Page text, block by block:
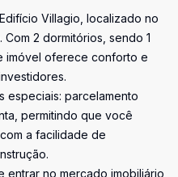
Villagio, localizado no
2 dormitórios, sendo 1
imóvel oferece conforto e
especiais: parcelamento
permitindo que você
a facilidade de
entrar no mercado imobiliário